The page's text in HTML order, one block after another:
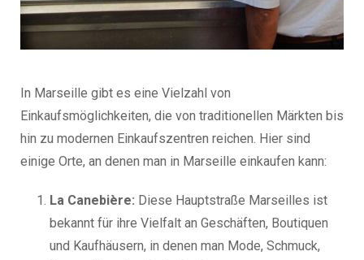
In Marseille gibt es eine Vielzahl von
Einkaufsmöglichkeiten, die von traditionellen Märkten bis
hin zu modernen Einkaufszentren reichen. Hier sind
einige Orte, an denen man in Marseille einkaufen kann:
La Canebière: Diese Hauptstraße Marseilles ist
bekannt für ihre Vielfalt an Geschäften, Boutiquen
und Kaufhäusern, in denen man Mode, Schmuck,